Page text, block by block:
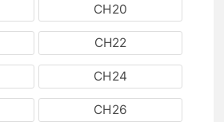
CH20
CH22
CH24
CH26